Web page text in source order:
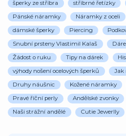
šperky ze stříbra stříbrné řetízky
Pánské náramky Náramky z oceli
dámské šperky Piercing
Snubní prsteny Vlastimil Kalaš
Žádost o ruku Tipy na dárek
výhody nošení ocelových šperků Jak
Druhy náušnic Kožené náramky
Pravé říční perly Andělské zvonky
Naši strážní andělé Cutie Jewerlly